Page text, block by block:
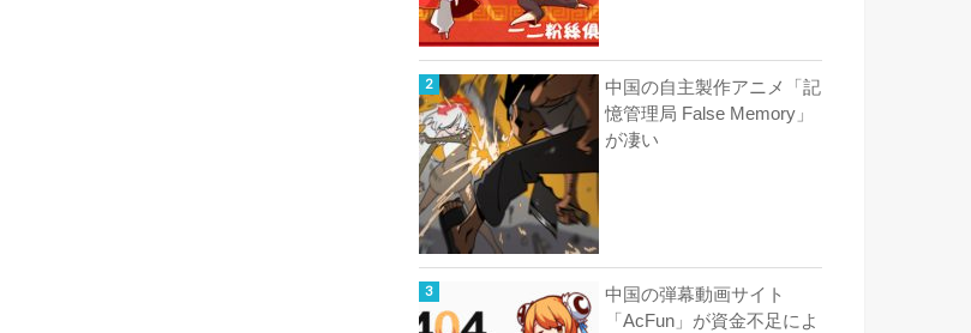
中国の自主製作アニメ「記
憶管理局 False Memory」
が凄い
中国の弾幕動画サイト
「AcFun」が資金不足によ